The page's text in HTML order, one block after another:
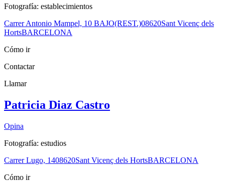
Fotografía: establecimientos
Carrer Antonio Mampel, 10 BAJO(REST.)08620Sant Vicenç dels
HortsBARCELONA
Cómo ir
Contactar
Llamar
Patricia Diaz Castro
Opina
Fotografía: estudios
Carrer Lugo, 1408620Sant Vicenç dels HortsBARCELONA
Cómo ir